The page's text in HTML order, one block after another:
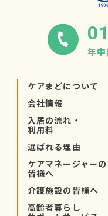
年
ケアまどについて
会社情報
入居の流れ・
利用料
選ばれる理由
ケアマネージャーの
皆様へ
介護施設の皆様へ
高齢者暮らし